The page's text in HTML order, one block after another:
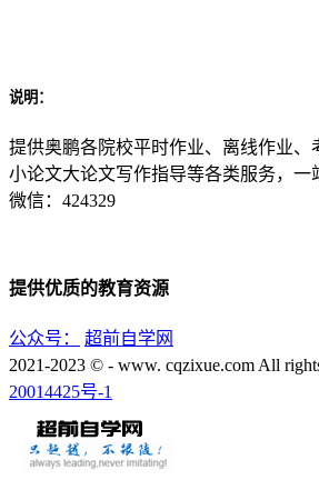
说明：
提供奥鹏各院校平时作业、离线作业、
小论文大论文写作指导等各类服务，一
微信：424329
提供优质的教育资源
公众号：
超前自学网
2021-2023 © - www. cqzixue.com All
20014425号-1